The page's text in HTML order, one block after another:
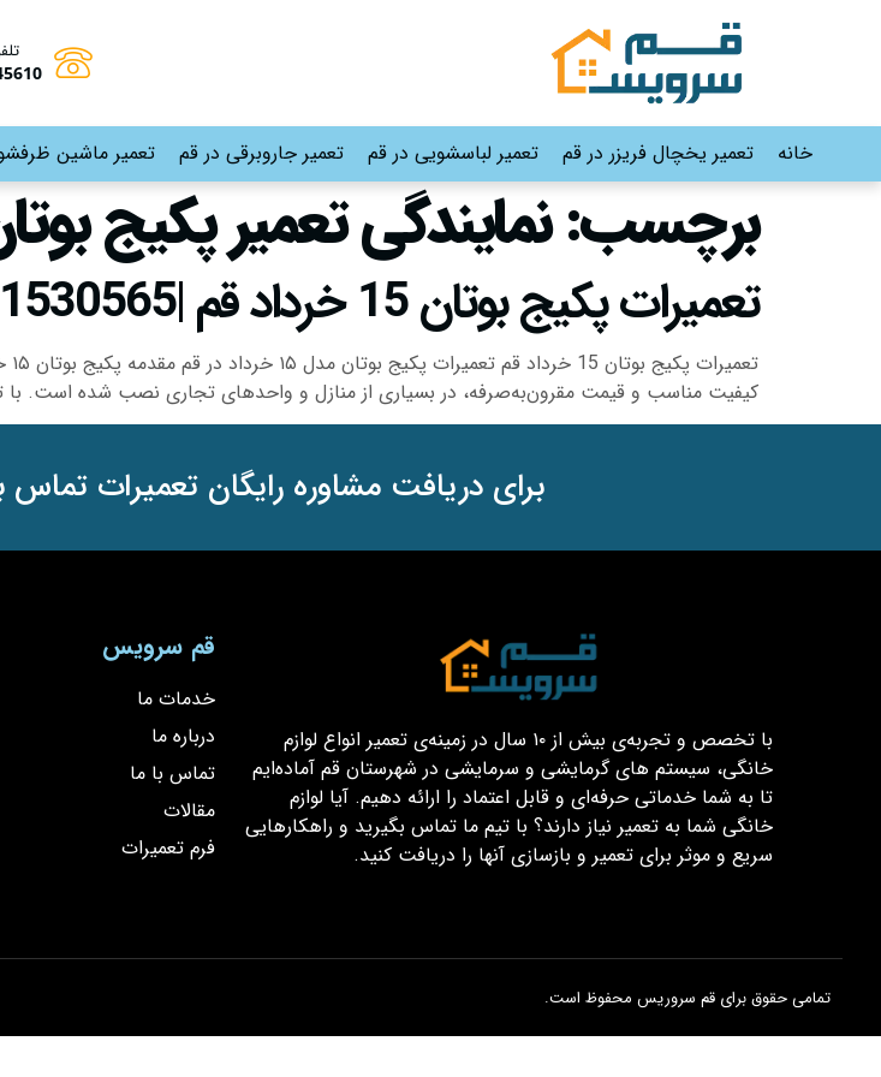
خانه تعمیر یخچال فریزر در قم تعمیر لباسشویی در قم تعمیر جاروبرقی در قم تعمیر ماشین
برچسب:نمایندگی تعمیر پکیج بوتان 15
تعمیرات پکیج بوتان 15 خرداد قم |09191530565-02536645610
کیفیت مناسب و قیمت مقرون‌به‌صرفه، در بسیاری از منازل و واحدهای تجاری نصب شده است.
برای دریافت مشاوره رایگان تعمیرات تماس
با تخصص و تجربه‌ی بیش از ۱۰ سال در زمینه‌ی تعمیر انواع لوازم
خانگی، سیستم های گرمایشی و سرمایشی در شهرستان قم آماده‌ایم
تا به شما خدماتی حرفه‌ای و قابل اعتماد را ارائه دهیم. آیا لوازم
خانگی شما به تعمیر نیاز دارند؟ با تیم ما تماس بگیرید و راهکارهایی
سریع و موثر برای تعمیر و بازسازی آنها را دریافت کنید.
قم سرویس
خدمات ما
درباره ما
تماس با ما
مقالات
فرم تعمیرات
تمامی حقوق برای قم سروریس محفوظ است.